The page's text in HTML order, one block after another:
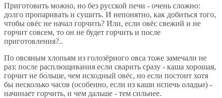
Приготовить можно, но без русской печи - очень сложно:
долго пропаривать и сушить. И непонятно, как добиться того,
чтобы овёс не начал горчить? Или, если овёс свежий и не
горчит совсем, то он не будет горчить и после
приготовления?..
По овсяным хлопьям из голозёрного овса тоже замечали не
раз: после расплющивания если сварить сразу - каша хорошая,
горчит не больше, чем исходный овёс, но если постоит хотя
бы несколько часов (особенно, если из каши испечь оладьи) -
начинает горчить, и чем дальше - тем сильнее.